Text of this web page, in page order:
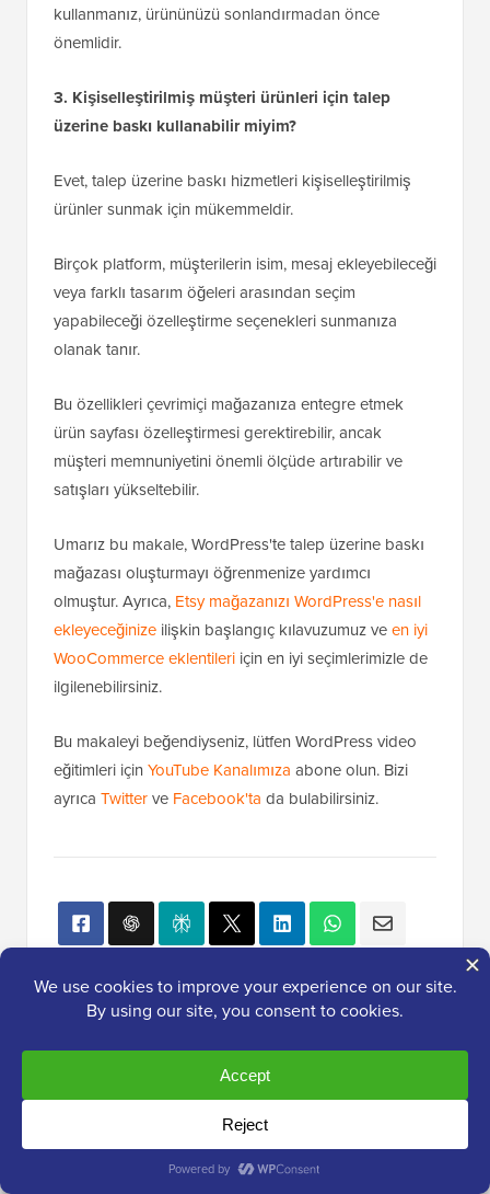
kullanmanız, ürününüzü sonlandırmadan önce
önemlidir.
3. Kişiselleştirilmiş müşteri ürünleri için talep
üzerine baskı kullanabilir miyim?
Evet, talep üzerine baskı hizmetleri kişiselleştirilmiş
ürünler sunmak için mükemmeldir.
Birçok platform, müşterilerin isim, mesaj ekleyebileceği
veya farklı tasarım öğeleri arasından seçim
yapabileceği özelleştirme seçenekleri sunmanıza
olanak tanır.
Bu özellikleri çevrimiçi mağazanıza entegre etmek
ürün sayfası özelleştirmesi gerektirebilir, ancak
müşteri memnuniyetini önemli ölçüde artırabilir ve
satışları yükseltebilir.
Umarız bu makale, WordPress'te talep üzerine baskı
mağazası oluşturmayı öğrenmenize yardımcı
olmuştur. Ayrıca, Etsy mağazanızı WordPress'e nasıl
ekleyeceğinize ilişkin başlangıç kılavuzumuz veen iyi
WooCommerce eklentileri için en iyi seçimlerimizle de
ilgilenebilirsiniz.
Bu makaleyi beğendiyseniz, lütfen WordPress video
eğitimleri için YouTube Kanalımıza abone olun. Bizi
ayrıca Twitterve Facebook'ta da bulabilirsiniz.
WordPress Tema Değiştirmeden
Önce Yapmanız Gereken 13 Şey